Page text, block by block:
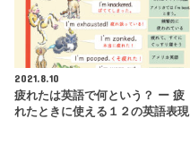
2021.8.10
疲れたは英語で何という？ ー 疲
れたときに使える１２の英語表現